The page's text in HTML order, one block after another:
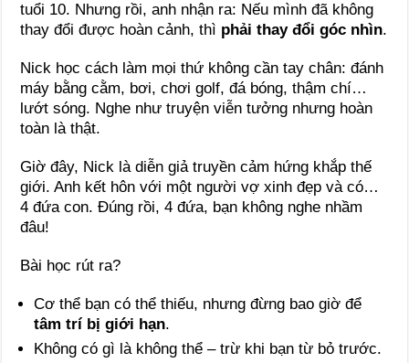
tuổi 10. Nhưng rồi, anh nhận ra: Nếu mình đã không
thay đổi được hoàn cảnh, thì phải thay đổi góc nhìn.
Nick học cách làm mọi thứ không cần tay chân: đánh
máy bằng cằm, bơi, chơi golf, đá bóng, thậm chí…
lướt sóng. Nghe như truyện viễn tưởng nhưng hoàn
toàn là thật.
Giờ đây, Nick là diễn giả truyền cảm hứng khắp thế
giới. Anh kết hôn với một người vợ xinh đẹp và có…
4 đứa con. Đúng rồi, 4 đứa, bạn không nghe nhầm
đâu!
Bài học rút ra?
Cơ thể bạn có thể thiếu, nhưng đừng bao giờ để
tâm trí bị giới hạn.
Không có gì là không thể – trừ khi bạn từ bỏ trước.